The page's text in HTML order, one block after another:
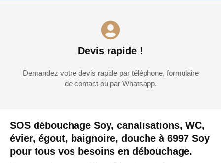
SOS débouchage Soy, canalisations, WC,
évier, égout, baignoire, douche à 6997 Soy
pour tous vos besoins en débouchage.
Devis rapide !
Demandez votre devis rapide par téléphone, formulaire
de contact ou par Whatsapp.